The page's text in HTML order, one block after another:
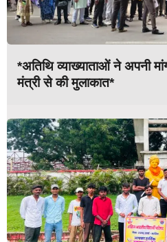
*अतिथि व्याख्याताओं ने अपनी
मंत्री से की मुलाकात*